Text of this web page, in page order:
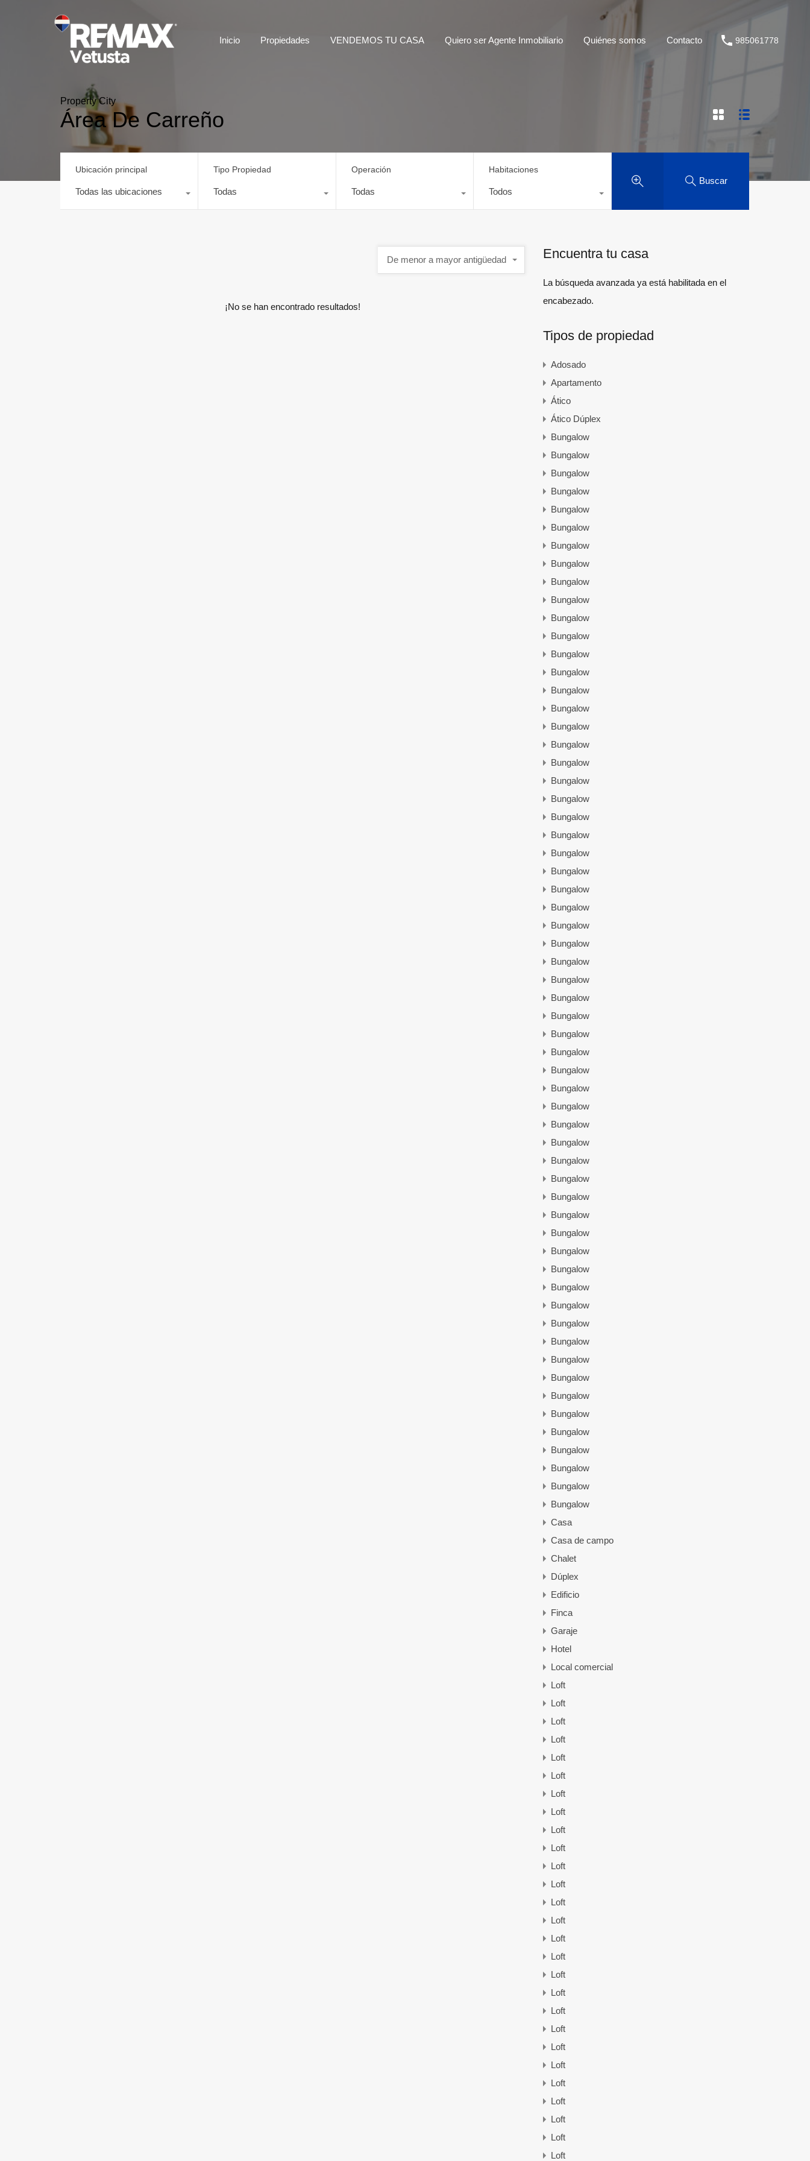
Inicio Propiedades VENDEMOS TU CASA Quiero ser Agente Inmobiliario Quiénes somos Contacto 985061778
Property City
Área De Carreño
Ubicación principal
Todas las ubicaciones
Tipo Propiedad
Todas
Operación
Todas
Habitaciones
Todos
Buscar
De menor a mayor antigüedad
¡No se han encontrado resultados!
Encuentra tu casa
La búsqueda avanzada ya está habilitada en el
encabezado.
Tipos de propiedad
Adosado
Apartamento
Ático
Ático Dúplex
Bungalow
Bungalow
Bungalow
Bungalow
Bungalow
Bungalow
Bungalow
Bungalow
Bungalow
Bungalow
Bungalow
Bungalow
Bungalow
Bungalow
Bungalow
Bungalow
Bungalow
Bungalow
Bungalow
Bungalow
Bungalow
Bungalow
Bungalow
Bungalow
Bungalow
Bungalow
Bungalow
Bungalow
Bungalow
Bungalow
Bungalow
Bungalow
Bungalow
Bungalow
Bungalow
Bungalow
Bungalow
Bungalow
Bungalow
Bungalow
Bungalow
Bungalow
Bungalow
Bungalow
Bungalow
Bungalow
Bungalow
Bungalow
Bungalow
Bungalow
Bungalow
Bungalow
Bungalow
Bungalow
Bungalow
Bungalow
Bungalow
Bungalow
Bungalow
Bungalow
Casa
Casa de campo
Chalet
Dúplex
Edificio
Finca
Garaje
Hotel
Local comercial
Loft
Loft
Loft
Loft
Loft
Loft
Loft
Loft
Loft
Loft
Loft
Loft
Loft
Loft
Loft
Loft
Loft
Loft
Loft
Loft
Loft
Loft
Loft
Loft
Loft
Loft
Loft